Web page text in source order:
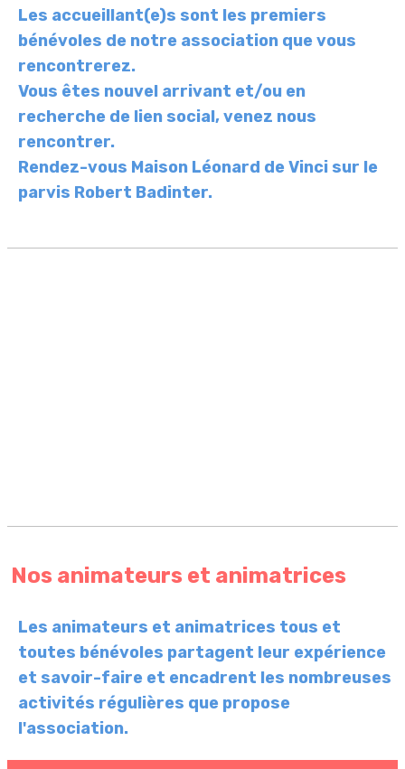
Les accueillant(e)s sont les premiers
bénévoles de notre association que vous
rencontrerez.
Vous êtes nouvel arrivant et/ou en
recherche de lien social, venez nous
rencontrer.
Rendez-vous Maison Léonard de Vinci sur le
parvis Robert Badinter.
Nos animateurs et animatrices
Les animateurs et animatrices tous et
toutes bénévoles partagent leur expérience
et savoir-faire et encadrent les nombreuses
activités régulières que propose
l'association.